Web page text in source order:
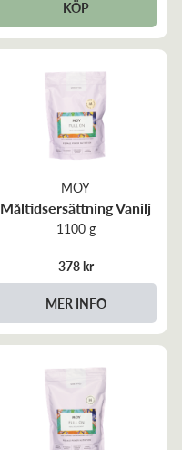
KÖP
MOY
Måltidsersättning Vanilj
1100 g
378 kr
MER INFO